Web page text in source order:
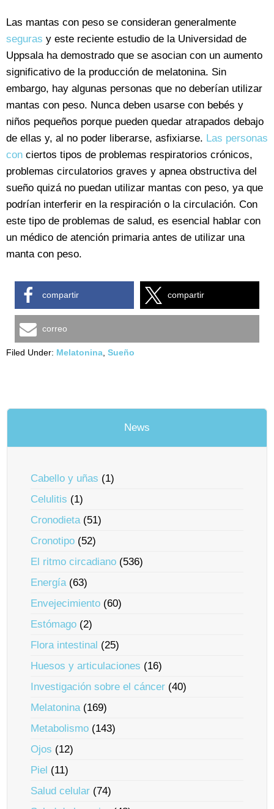
Las mantas con peso se consideran generalmente
seguras y este reciente estudio de la Universidad de
Uppsala ha demostrado que se asocian con un aumento
significativo de la producción de melatonina. Sin
embargo, hay algunas personas que no deberían utilizar
mantas con peso. Nunca deben usarse con bebés y
niños pequeños porque pueden quedar atrapados debajo
de ellas y, al no poder liberarse, asfixiarse. Las personas
con ciertos tipos de problemas respiratorios crónicos,
problemas circulatorios graves y apnea obstructiva del
sueño quizá no puedan utilizar mantas con peso, ya que
podrían interferir en la respiración o la circulación. Con
este tipo de problemas de salud, es esencial hablar con
un médico de atención primaria antes de utilizar una
manta con peso.
compartir compartir
correo
Filed Under: Melatonina Sueño
News
Cabello y uñas (1)
Celulitis (1)
Cronodieta(51)
Cronotipo (52)
El ritmo circadiano (536)
Energía(63)
Envejecimiento (60)
Estómago (2)
Flora intestinal (25)
Huesos y articulaciones (16)
Investigación sobre el cáncer (40)
Melatonina(169)
Metabolismo (143)
Ojos (12)
Piel (11)
Salud celular (74)